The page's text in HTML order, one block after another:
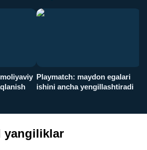
Playmatch: maydon egalari
ishini ancha yengillashtiradi
yangiliklar